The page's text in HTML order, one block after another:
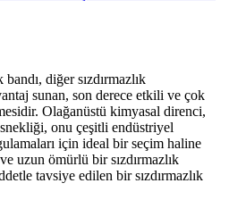
diğer sızdırmazlık
sunan, son derece etkili ve çok
Olağanüstü kimyasal direnci,
onu çeşitli endüstriyel
için ideal bir seçim haline
uzun ömürlü bir sızdırmazlık
tavsiye edilen bir sızdırmazlık